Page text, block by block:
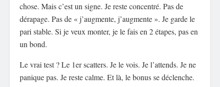
chose. Mais c’est un signe. Je reste concentré. Pas de
dérapage. Pas de « j’augmente, j’augmente ». Je garde le
pari stable. Si je veux monter, je le fais en 2 étapes, pas en
un bond.
Le vrai test ? Le 1er scatters. Je le vois. Je l’attends. Je ne
panique pas. Je reste calme. Et là, le bonus se déclenche.